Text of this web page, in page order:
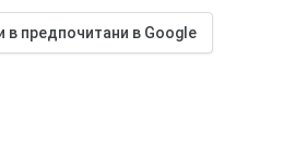
в предпочитани в Google